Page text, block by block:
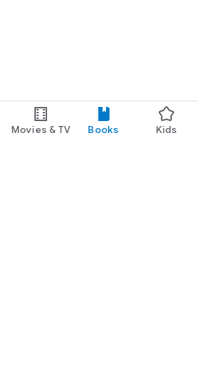
Movies & TV Books Kids